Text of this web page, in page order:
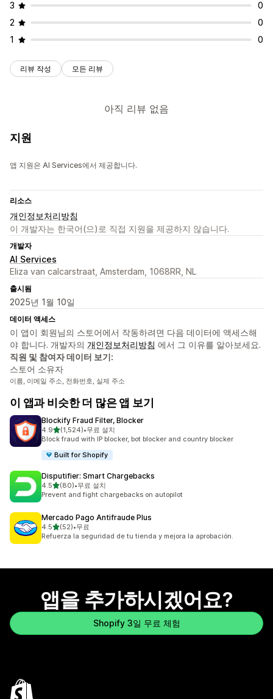
3
0
2
0
1
0
리뷰 작성 모든 리뷰
아직 리뷰 없음
지원
앱 지원은 AI Services에서 제공합니다.
리소스
개인정보처리방침
이 개발자는 한국어(으)로 직접 지원을 제공하지 않습니다.
개발자
AI Services
Eliza van calcarstraat, Amsterdam, 1068RR, NL
출시됨
2025년 1월 10일
데이터 액세스
이 앱이 회원님의 스토어에서 작동하려면 다음 데이터에 액세스해
야 합니다. 개발자의 개인정보처리방침 에서 그 이유를 알아보세요.
직원 및 참여자 데이터 보기:
스토어 소유자
이름, 이메일 주소, 전화번호, 실제 주소
이 앱과 비슷한 더 많은 앱 보기
Blockify Fraud Filter, Blocker
4.9별 5개 중
(1,524)
총 리뷰 1524개
•무료 설치
Block fraud with IP blocker, bot blocker and country blocker
Built for Shopify
Disputifier: Smart Chargebacks
4.5별 5개 중
(80)
총 리뷰 80개
•무료 설치
Prevent and fight chargebacks on autopilot
Mercado Pago Antifraude Plus
4.5별 5개 중
(52)
총 리뷰 52개
•무료
Refuerza la seguridad de tu tienda y mejora la aprobación.
앱을 추가하시겠어요?
Shopify 3일 무료 체험